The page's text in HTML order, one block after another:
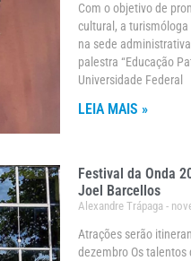
Com o objetivo de
cultural, a turismóloga
na sede
palestra “Educação
Universidade Federal
LEIA MAIS »
Festival da Onda
Joel Barcellos
Alexandre Trápaga
Atrações serão
dezembro Os talentos